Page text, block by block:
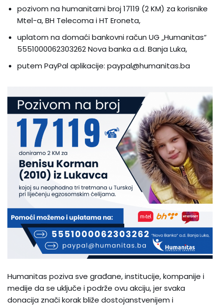
pozivom na humanitarni broj 17119 (2 KM) za korisnike
Mtel-a, BH Telecoma i HT Eroneta,
uplatom na domaći bankovni račun UG „Humanitas“
5551000062303262 Nova banka a.d. Banja Luka,
putem PayPal aplikacije: paypal@humanitas.ba
Humanitas poziva sve građane, institucije, kompanije i
medije da se uključe i podrže ovu akciju, jer svaka
donacija znači korak bliže dostojanstvenijem i